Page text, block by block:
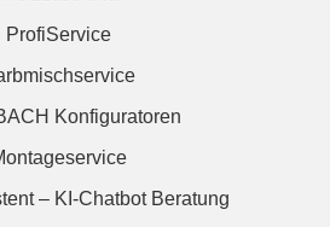
ProfiService
Konfiguratoren
– KI-Chatbot Beratung